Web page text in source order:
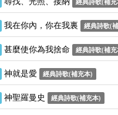
我在你內，你在我裏 經典詩歌(
甚麼使你為我捨命 經典詩歌(補充
神就是愛 經典詩歌(補充本)
神聖羅曼史 經典詩歌(補充本)